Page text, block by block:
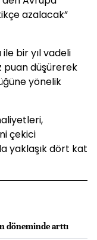
azalacak”
ile bir yıl vadeli
puan düşürerek
yönelik
çekici
yaklaşık dört kat
döneminde arttı